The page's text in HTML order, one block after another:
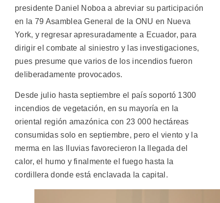
presidente Daniel Noboa a abreviar su participación
en la 79 Asamblea General de la ONU en Nueva
York, y regresar apresuradamente a Ecuador, para
dirigir el combate al siniestro y las investigaciones,
pues presume que varios de los incendios fueron
deliberadamente provocados.
Desde julio hasta septiembre el país soportó 1300
incendios de vegetación, en su mayoría en la
oriental región amazónica con 23 000 hectáreas
consumidas solo en septiembre, pero el viento y la
merma en las lluvias favorecieron la llegada del
calor, el humo y finalmente el fuego hasta la
cordillera donde está enclavada la capital.